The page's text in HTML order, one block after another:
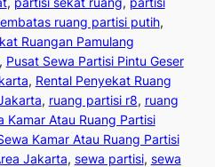
ruang partisi putih
Ruangan Pamulang
Pusat Sewa Partisi Pintu Geser
, Rental Penyekat Ruang
, ruang partisi r8, ruang
Kamar Atau Ruang Partisi
Kamar Atau Ruang Partisi
Jakarta, sewa partisi, sewa